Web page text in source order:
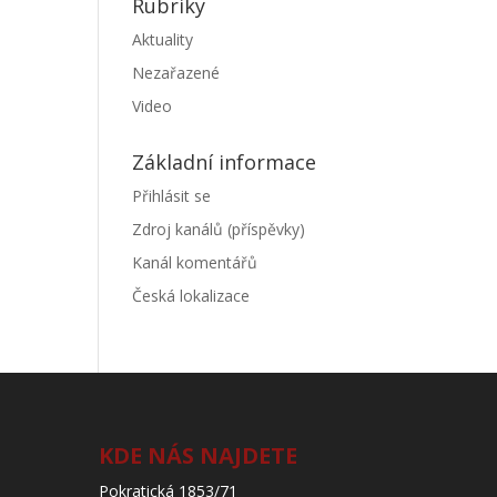
Rubriky
Aktuality
Nezařazené
Video
Základní informace
Přihlásit se
Zdroj kanálů (příspěvky)
Kanál komentářů
Česká lokalizace
KDE NÁS NAJDETE
Pokratická 1853/71